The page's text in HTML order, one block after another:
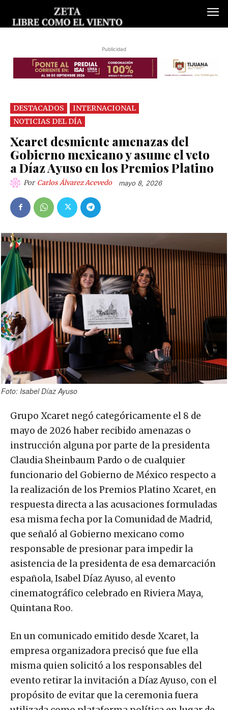
Publicidad
DESTACADOS
INTERNACIONAL
NOTICIAS DEL DÍA
Xcaret desmiente amenazas del
Gobierno mexicano y asume el veto
a Díaz Ayuso en los Premios Platino
Por Carlos Álvarez Acevedo mayo 8, 2026
Foto: Isabel Díaz Ayuso
Grupo Xcaret negó categóricamente el 8 de
mayo de 2026 haber recibido amenazas o
instrucción alguna por parte de la presidenta
Claudia Sheinbaum Pardo o de cualquier
funcionario del Gobierno de México respecto a
la realización de los Premios Platino Xcaret, en
respuesta directa a las acusaciones formuladas
esa misma fecha por la Comunidad de Madrid,
que señaló al Gobierno mexicano como
responsable de presionar para impedir la
asistencia de la presidenta de esa demarcación
española, Isabel Díaz Ayuso, al evento
cinematográfico celebrado en Riviera Maya,
Quintana Roo.
En un comunicado emitido desde Xcaret, la
empresa organizadora precisó que fue ella
misma quien solicitó a los responsables del
evento retirar la invitación a Díaz Ayuso, con el
propósito de evitar que la ceremonia fuera